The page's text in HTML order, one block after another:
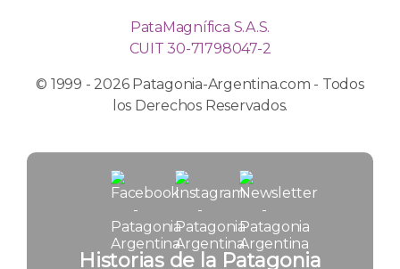
PataMagnífica S.A.S.
CUIT 30-71798047-2
© 1999 - 2026 Patagonia-Argentina.com - Todos
los Derechos Reservados.
Historias de la Patagonia